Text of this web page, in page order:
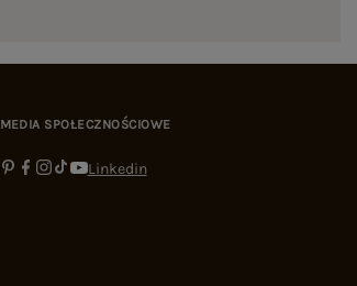
MEDIA SPOŁECZNOŚCIOWE
Linkedin